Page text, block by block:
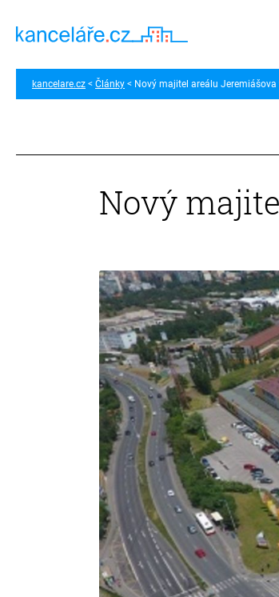
kancelare.cz Články Nový majitel areálu Jeremiášova
Nový